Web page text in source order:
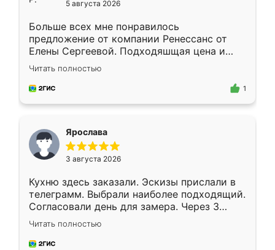
5 августа 2026
Больше всех мне понравилось
предложение от компании Ренессанс от
Елены Сергеевой. Подходяшщая цена и
короткие сроки изготовления. Приехавший
для замера сотрудник Владислав
предложил по моему эскизу самый
Читать полностью
1
Ярослава
3 августа 2026
Кухню здесь заказали. Эскизы прислали в
телеграмм. Выбрали наиболее подходящий.
Согласовали день для замера. Через 3
недели кухня была уже готова. Остались
довольны работой. Спасибо Ренессанс
мебель за качественную работу!
Читать полностью